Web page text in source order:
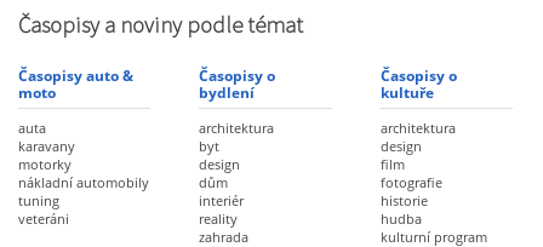
Časopisy a noviny podle témat
Časopisy auto &
moto
auta
karavany
motorky
nákladní automobily
tuning
veteráni
Časopisy o
bydlení
architektura
byt
design
dům
interiér
reality
zahrada
Časopisy o
kultuře
architektura
design
film
fotografie
historie
hudba
kulturní program